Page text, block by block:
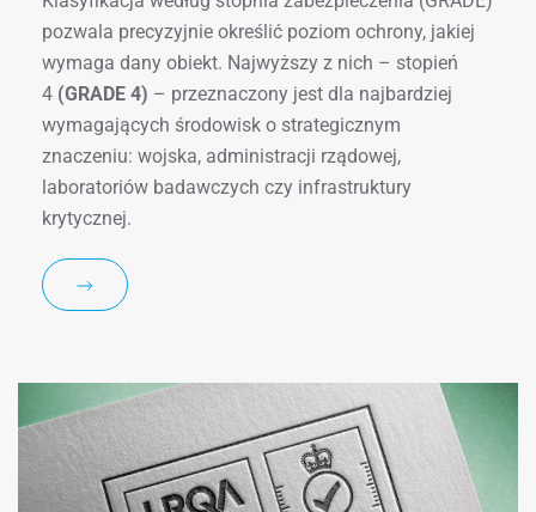
pozwala precyzyjnie określić poziom ochrony, jakiej
wymaga dany obiekt. Najwyższy z nich – stopień
4 (GRADE 4) – przeznaczony jest dla najbardziej
wymagających środowisk o strategicznym
znaczeniu: wojska, administracji rządowej,
laboratoriów badawczych czy infrastruktury
krytycznej.